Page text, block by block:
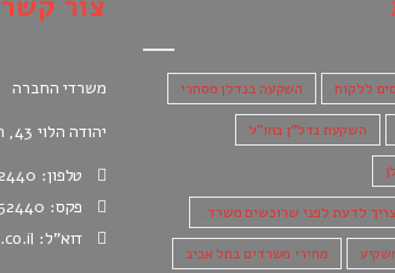
משרדי החברה
יהודה הלוי 43, תל אביב
טלפון: 03-6352440
פקס: 03-6352440
דוא"ל: info@nadlanteam.co.il
ללקוח השקעה בנדלן מסחרי
השקעת נדל"ן בחו"ל
לדעת לפני שרוכשים משרד.
מחירי משרדים בתל אביב